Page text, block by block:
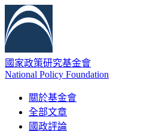
國家政策研究基金會
National Policy Foundation
關於基金會
全部文章
國政評論